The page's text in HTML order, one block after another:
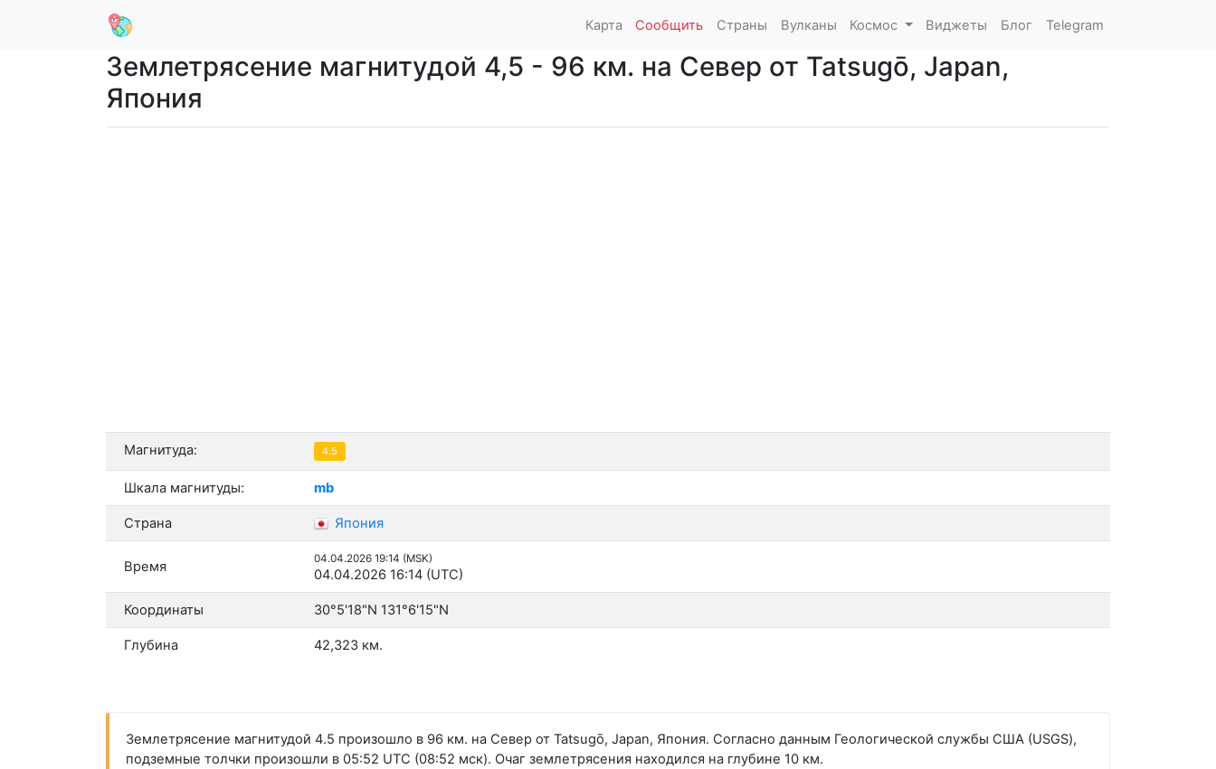
Карта Сообщить Страны Вулканы Космос Виджеты Блог Telegram
Землетрясение магнитудой 4,5 - 96 км. на Север от Tatsugō, Japan,
Япония
Магнитуда: 4.5
Шкала магнитуды: mb
Страна Япония
Время 04.04.2026 19:14 (MSK)
04.04.2026 16:14 (UTC)
Координаты 30°5'18"N 131°6'15"N
Глубина 42,323 км.
Землетрясение магнитудой 4.5 произошло в 96 км. на Север от Tatsugō, Japan, Япония. Согласно данным Геологической службы США (USGS),
подземные толчки произошли в 05:52 UTC (08:52 мск). Очаг землетрясения находился на глубине 10 км.